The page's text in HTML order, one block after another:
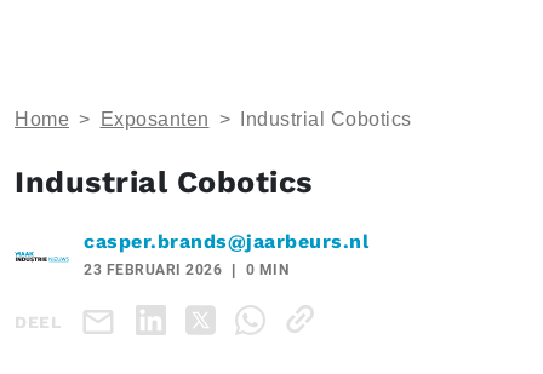
Home > Exposanten > Industrial Cobotics
Industrial Cobotics
casper.brands@jaarbeurs.nl
23 FEBRUARI 2026 0 MIN
DEEL